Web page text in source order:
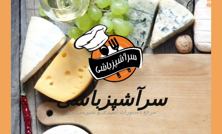
سرآشپزباشی
مرجع دستورات آشپزی و شیرینی پزی